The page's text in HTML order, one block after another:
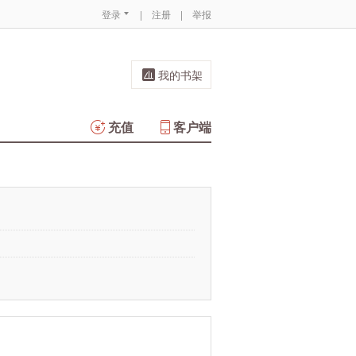
登录 | 注册 | 举报
我的书架
客户端
充值